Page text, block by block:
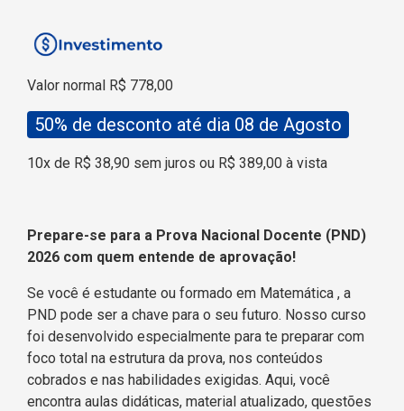
Valor normal R$ 778,00
50% de desconto até dia 08 de Agosto
10x de R$ 38,90 sem juros ou R$ 389,00 à vista
Prepare-se para a Prova Nacional Docente (PND)
2026 com quem entende de aprovação!
Se você é estudante ou formado em Matemática , a
PND pode ser a chave para o seu futuro. Nosso curso
foi desenvolvido especialmente para te preparar com
foco total na estrutura da prova, nos conteúdos
cobrados e nas habilidades exigidas. Aqui, você
encontra aulas didáticas, material atualizado, questões